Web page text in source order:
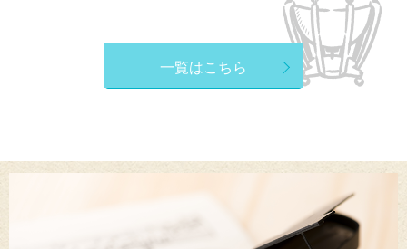
一覧はこちら